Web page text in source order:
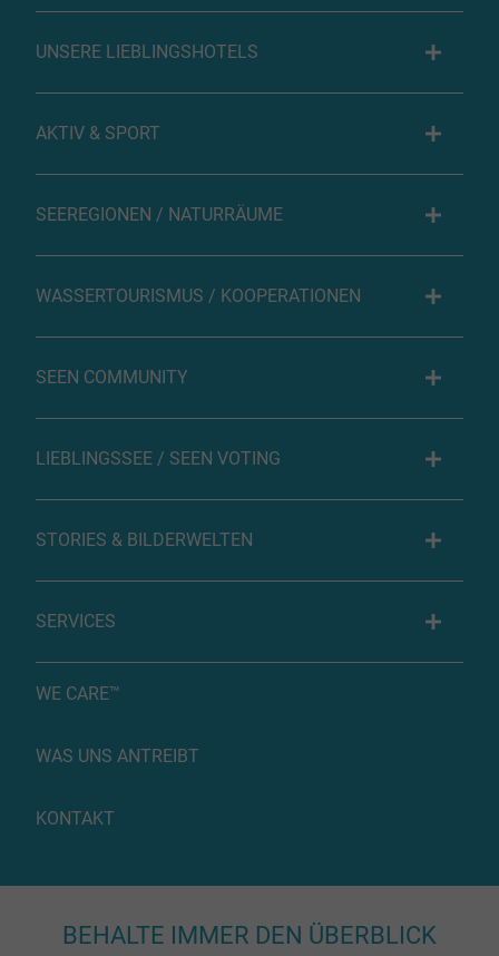
UNSERE LIEBLINGSHOTELS
AKTIV & SPORT
SEEREGIONEN / NATURRÄUME
WASSERTOURISMUS / KOOPERATIONEN
SEEN COMMUNITY
LIEBLINGSSEE / SEEN VOTING
STORIES & BILDERWELTEN
SERVICES
WE CARE™
WAS UNS ANTREIBT
KONTAKT
BEHALTE IMMER DEN ÜBERBLICK